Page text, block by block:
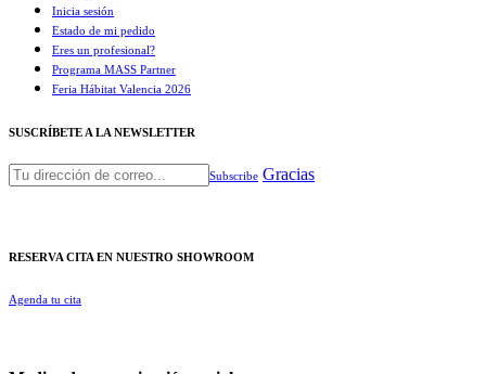
Inicia sesión
Estado de mi pedido
Eres un profesional?
Programa MASS Partner
Feria Hábitat Valencia 2026​
SUSCRÍBETE A LA NEWSLETTER
Subscribe Gracias
RESERVA CITA EN NUESTRO SHOWROOM
Agenda tu cita